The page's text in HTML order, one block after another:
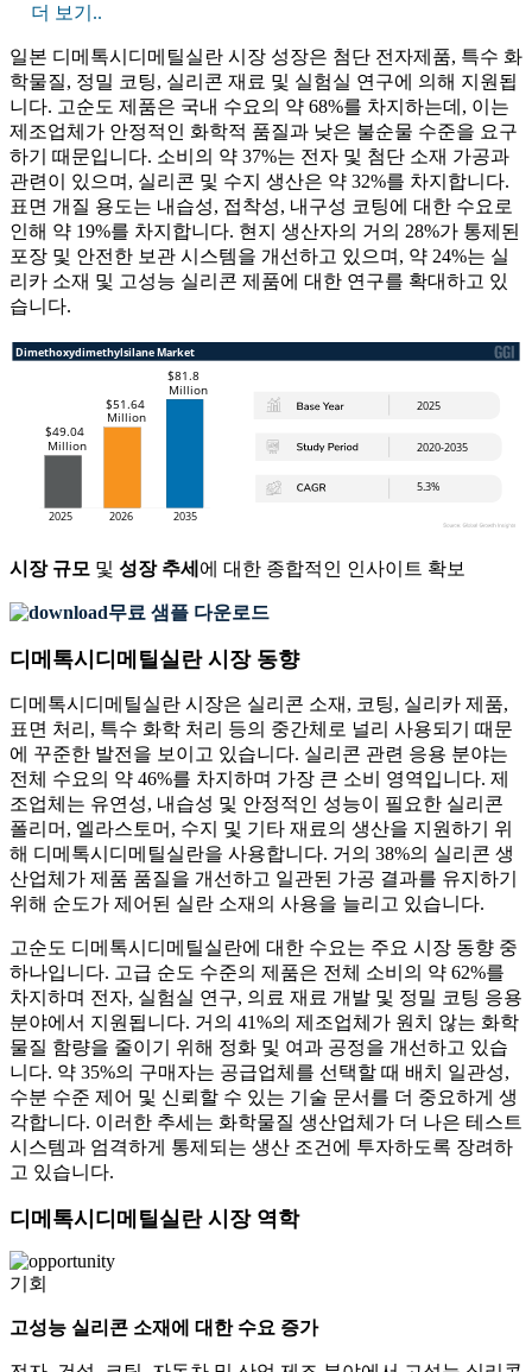
더 보기..
일본 디메톡시디메틸실란 시장 성장은 첨단 전자제품, 특수 화
학물질, 정밀 코팅, 실리콘 재료 및 실험실 연구에 의해 지원됩
니다. 고순도 제품은 국내 수요의 약 68%를 차지하는데, 이는
제조업체가 안정적인 화학적 품질과 낮은 불순물 수준을 요구
하기 때문입니다. 소비의 약 37%는 전자 및 첨단 소재 가공과
관련이 있으며, 실리콘 및 수지 생산은 약 32%를 차지합니다.
표면 개질 용도는 내습성, 접착성, 내구성 코팅에 대한 수요로
인해 약 19%를 차지합니다. 현지 생산자의 거의 28%가 통제된
포장 및 안전한 보관 시스템을 개선하고 있으며, 약 24%는 실
리카 소재 및 고성능 실리콘 제품에 대한 연구를 확대하고 있
습니다.
시장 규모 및 성장 추세 에 대한 종합적인 인사이트 확보
무료 샘플 다운로드
디메톡시디메틸실란 시장 동향
디메톡시디메틸실란 시장은 실리콘 소재, 코팅, 실리카 제품,
표면 처리, 특수 화학 처리 등의 중간체로 널리 사용되기 때문
에 꾸준한 발전을 보이고 있습니다. 실리콘 관련 응용 분야는
전체 수요의 약 46%를 차지하며 가장 큰 소비 영역입니다. 제
조업체는 유연성, 내습성 및 안정적인 성능이 필요한 실리콘
폴리머, 엘라스토머, 수지 및 기타 재료의 생산을 지원하기 위
해 디메톡시디메틸실란을 사용합니다. 거의 38%의 실리콘 생
산업체가 제품 품질을 개선하고 일관된 가공 결과를 유지하기
위해 순도가 제어된 실란 소재의 사용을 늘리고 있습니다.
고순도 디메톡시디메틸실란에 대한 수요는 주요 시장 동향 중
하나입니다. 고급 순도 수준의 제품은 전체 소비의 약 62%를
차지하며 전자, 실험실 연구, 의료 재료 개발 및 정밀 코팅 응용
분야에서 지원됩니다. 거의 41%의 제조업체가 원치 않는 화학
물질 함량을 줄이기 위해 정화 및 여과 공정을 개선하고 있습
니다. 약 35%의 구매자는 공급업체를 선택할 때 배치 일관성,
수분 수준 제어 및 신뢰할 수 있는 기술 문서를 더 중요하게 생
각합니다. 이러한 추세는 화학물질 생산업체가 더 나은 테스트
시스템과 엄격하게 통제되는 생산 조건에 투자하도록 장려하
고 있습니다.
디메톡시디메틸실란 시장 역학
기회
고성능 실리콘 소재에 대한 수요 증가